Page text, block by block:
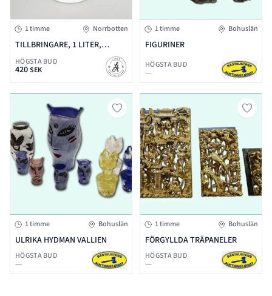
1 timme Norrbotten
TILLBRINGARE, 1 LITER,
GUSTAVSBERG
HÖGSTA BUD
420SEK
1 timme Bohuslän
FIGURINER
HÖGSTA BUD
—
1 timme Bohuslän
ULRIKA HYDMAN VALLIEN
HÖGSTA BUD
—
1 timme Bohuslän
FÖRGYLLDA TRÄPANELER
HÖGSTA BUD
—